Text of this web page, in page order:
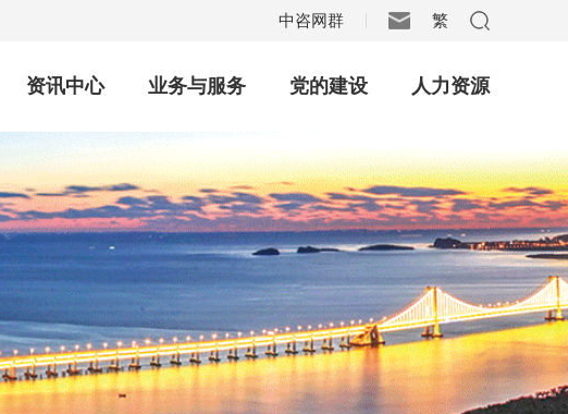
中咨网群 繁
资讯中心 业务与服务 党的建设 人力资源